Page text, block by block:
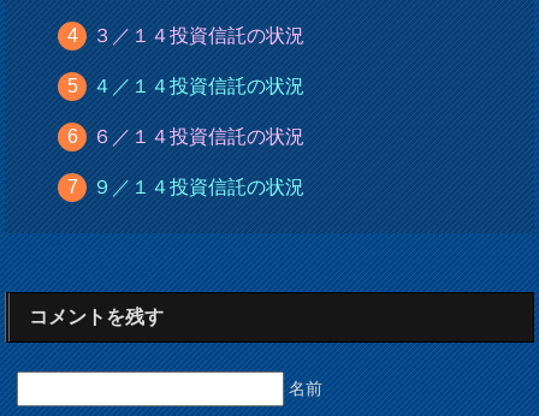
３／１４投資信託の状況
４／１４投資信託の状況
６／１４投資信託の状況
９／１４投資信託の状況
コメントを残す
名前